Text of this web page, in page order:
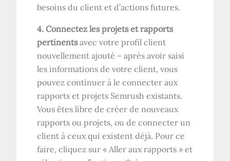
besoins du client et d’actions futures.
4. Connectez les projets et rapports
pertinentsavec votre profil client
nouvellement ajouté – après avoir saisi
les informations de votre client, vous
pouvez continuer à le connecter aux
rapports et projets Semrush existants.
Vous êtes libre de créer de nouveaux
rapports ou projets, ou de connecter un
client à ceux qui existent déjà. Pour ce
faire, cliquez sur « Aller aux rapports » et